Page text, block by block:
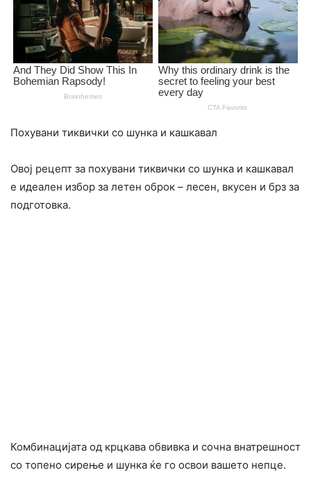
Похувани тиквички со шунка и кашкавал
Овој рецепт за похувани тиквички со шунка и кашкавал
е идеален избор за летен оброк – лесен, вкусен и брз за
подготовка.
Комбинацијата од крцкава обвивка и сочна внатрешност
со топено сирење и шунка ќе го освои вашето непце.